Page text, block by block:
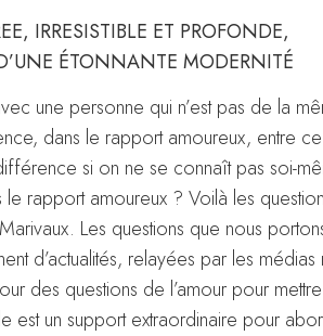
IRRESISTIBLE ET PROFONDE,
ÉTONNANTE MODERNITÉ
une personne qui n’est pas de la
dans le rapport amoureux, entre
si on ne se connaît pas soi-
rapport amoureux ? Voilà les
Les questions que nous
d’actualités, relayées par les
des questions de l’amour pour
est un support extraordinaire pour